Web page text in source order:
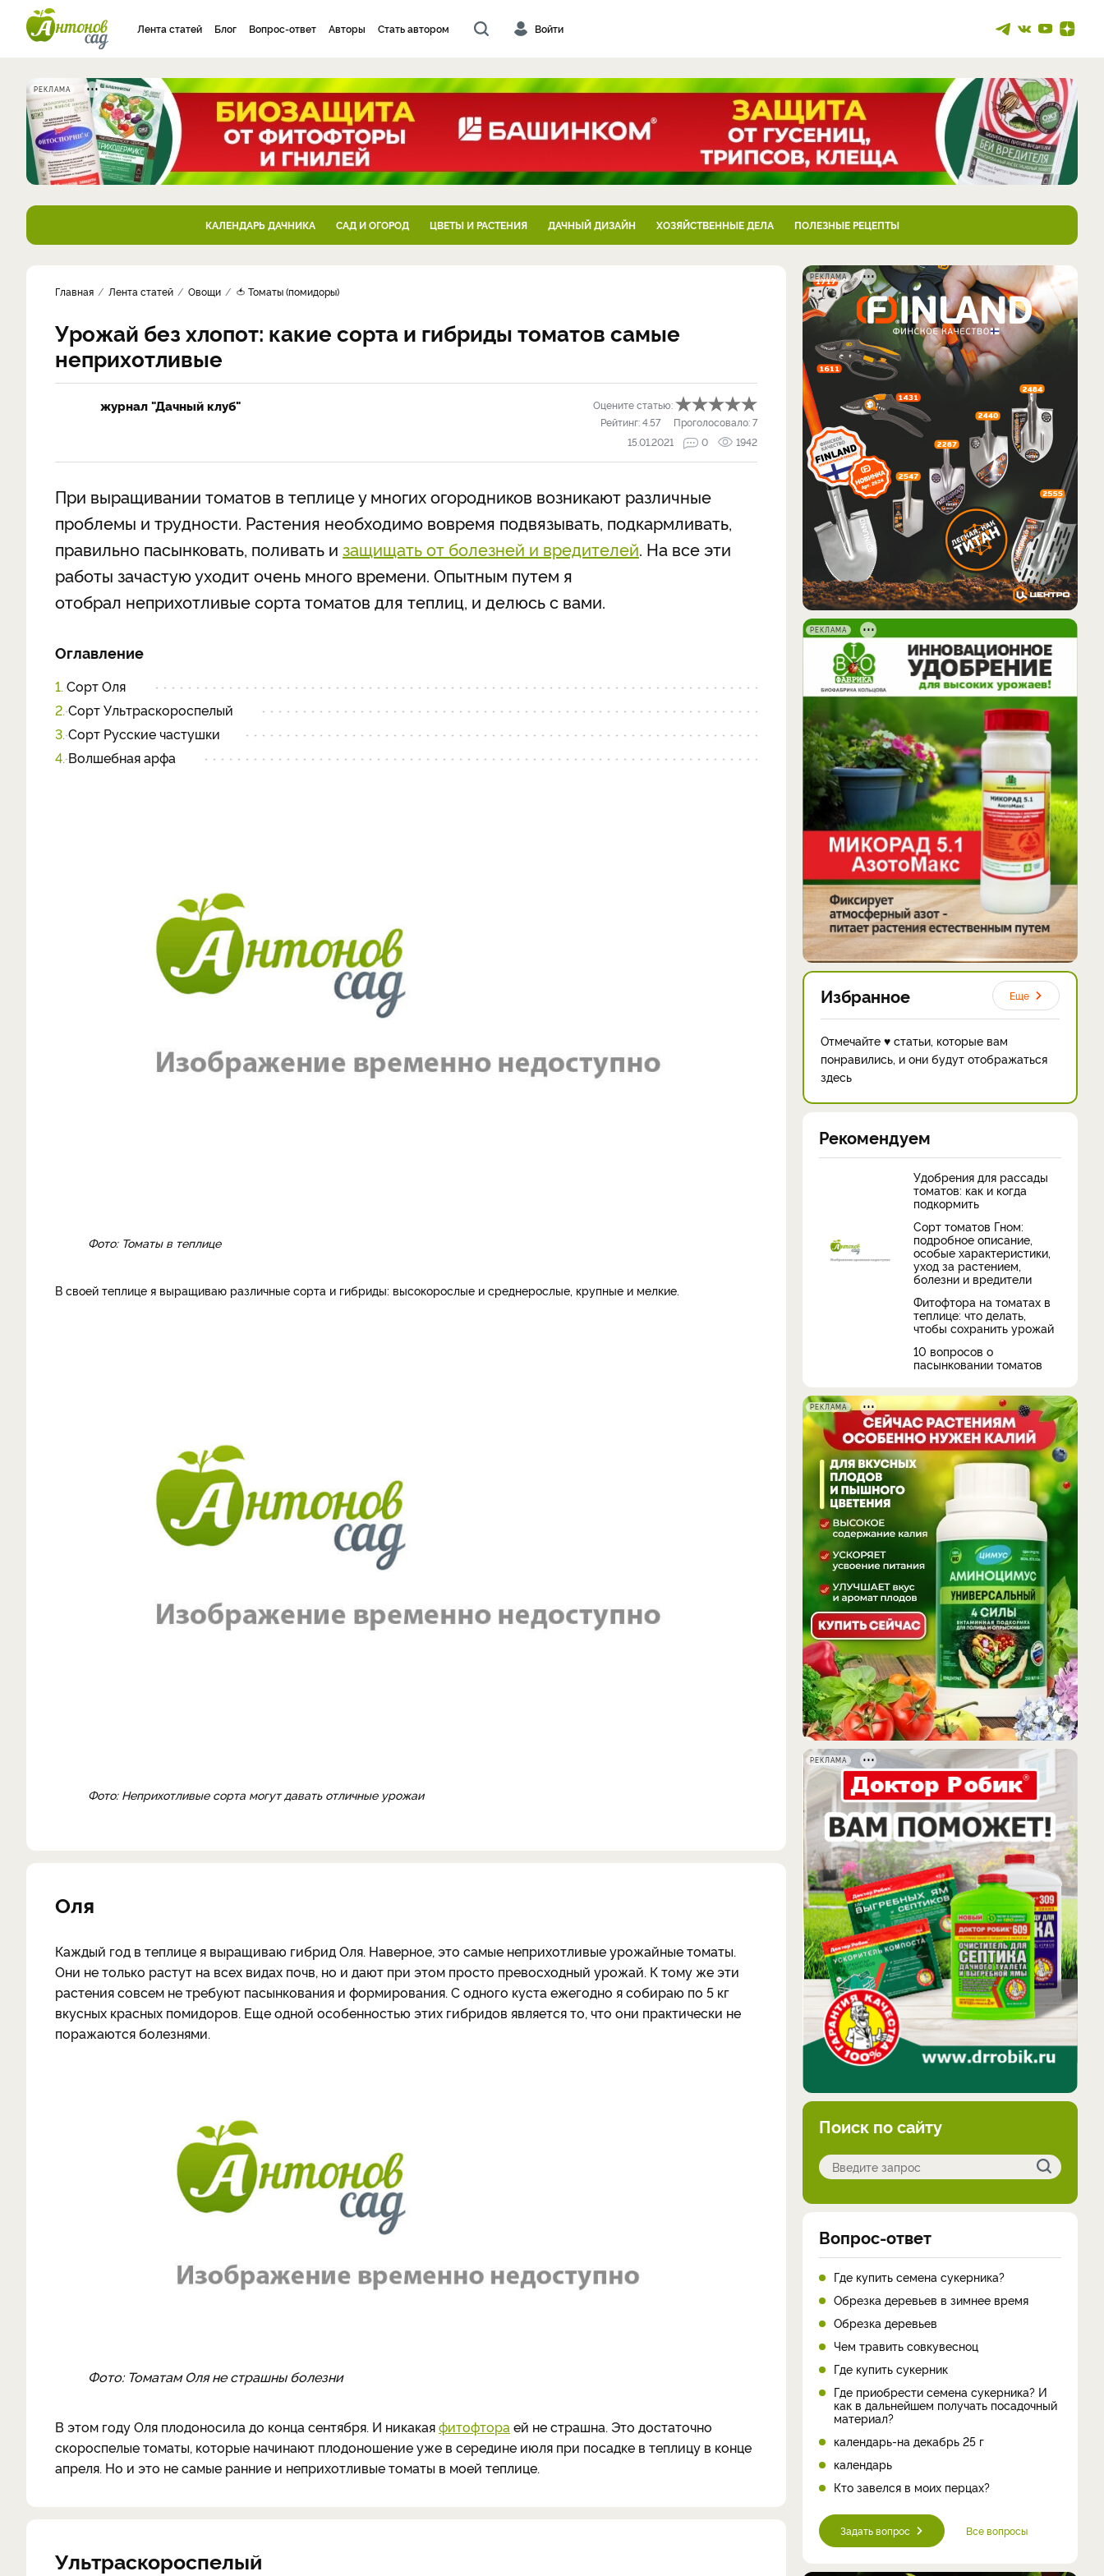
Лента статей Блог Вопрос-ответ Авторы Стать автором Войти
РЕКЛАМА
КАЛЕНДАРЬ ДАЧНИКА САД И ОГОРОД ЦВЕТЫ И РАСТЕНИЯ ДАЧНЫЙ ДИЗАЙН ХОЗЯЙСТВЕННЫЕ ДЕЛА ПОЛЕЗНЫЕ РЕЦЕПТЫ
Главная Лента статей Овощи 🍅 Томаты (помидоры)
Урожай без хлопот: какие сорта и гибриды томатов самые
неприхотливые
журнал "Дачный клуб"
Оцените статью:
Рейтинг:4.57 Проголосовало:7
15.01.2021
0 1942
При выращивании томатов в теплице у многих огородников возникают различные
проблемы и трудности. Растения необходимо вовремя подвязывать, подкармливать,
правильно пасынковать, поливать и защищать от болезней и вредителей. На все эти
работы зачастую уходит очень много времени. Опытным путем я
отобрал неприхотливые сорта томатов для теплиц, и делюсь с вами.
Оглавление
1. Сорт Оля
2. Сорт Ультраскороспелый
3. Сорт Русские частушки
4. Волшебная арфа
Фото: Томаты в теплице
В своей теплице я выращиваю различные сорта и гибриды: высокорослые и среднерослые, крупные и мелкие.
Фото: Неприхотливые сорта могут давать отличные урожаи
Оля
Каждый год в теплице я выращиваю гибрид Оля. Наверное, это самые неприхотливые урожайные томаты.
Они не только растут на всех видах почв, но и дают при этом просто превосходный урожай. К тому же эти
растения совсем не требуют пасынкования и формирования. С одного куста ежегодно я собираю по 5 кг
вкусных красных помидоров. Еще одной особенностью этих гибридов является то, что они практически не
поражаются болезнями.
Фото: Томатам Оля не страшны болезни
В этом году Оля плодоносила до конца сентября. И никакаяфитофтора ей не страшна. Это достаточно
скороспелые томаты, которые начинают плодоношение уже в середине июля при посадке в теплицу в конце
апреля. Но и это не самые ранние и неприхотливые томаты в моей теплице.
Ультраскороспелый
РЕКЛАМА
РЕКЛАМА
Избранное Еще
Отмечайте ♥ статьи, которые вам
понравились, и они будут отображаться
здесь
Рекомендуем
Удобрения для рассады
томатов: как и когда
подкормить
Сорт томатов Гном:
подробное описание,
особые характеристики,
уход за растением,
болезни и вредители
Фитофтора на томатах в
теплице: что делать,
чтобы сохранить урожай
10 вопросов о
пасынковании томатов
РЕКЛАМА
РЕКЛАМА
Поиск по сайту
Вопрос-ответ
Где купить семена сукерника?
Обрезка деревьев в зимнее время
Обрезка деревьев
Чем травить совкувесноц
Где купить сукерник
Где приобрести семена сукерника? И
как в дальнейшем получать посадочный
материал?
календарь-на декабрь 25 г
календарь
Кто завелся в моих перцах?
Задать вопрос Все вопросы